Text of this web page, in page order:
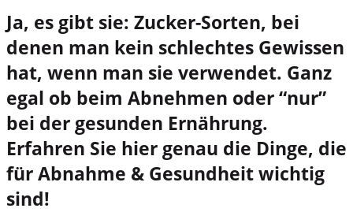
Ja, es gibt sie: Zucker-Sorten, bei
denen man kein schlechtes Gewissen
hat, wenn man sie verwendet. Ganz
egal ob beim Abnehmen oder “nur”
bei der gesunden Ernährung.
Erfahren Sie hier genau die Dinge, die
für Abnahme & Gesundheit wichtig
sind!